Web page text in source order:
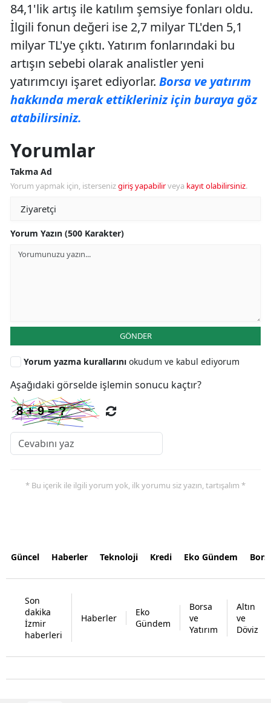
84,1'lik artış ile katılım şemsiye fonları oldu.
İlgili fonun değeri ise 2,7 milyar TL'den 5,1
milyar TL'ye çıktı. Yatırım fonlarındaki bu
artışın sebebi olarak analistler yeni
yatırımcıyı işaret ediyorlar. Borsa ve yatırım
hakkında merak ettikleriniz için buraya göz
atabilirsiniz.
Yorumlar
Takma Ad
Yorum yapmak için, istersenizgiriş yapabilirveya kayıt olabilirsiniz.
Yorum Yazın (500 Karakter)
GÖNDER
Yorum yazma kurallarını okudum ve kabul ediyorum
Aşağıdaki görselde işlemin sonucu kaçtır?
* Bu içerik ile ilgili yorum yok, ilk yorumu siz yazın, tartışalım *
Güncel Haberler Teknoloji Kredi Eko Gündem
Son
dakika
İzmir
haberleri
Haberler
Eko
Gündem
Borsa
ve
Yatırım
Altın
ve
Döviz